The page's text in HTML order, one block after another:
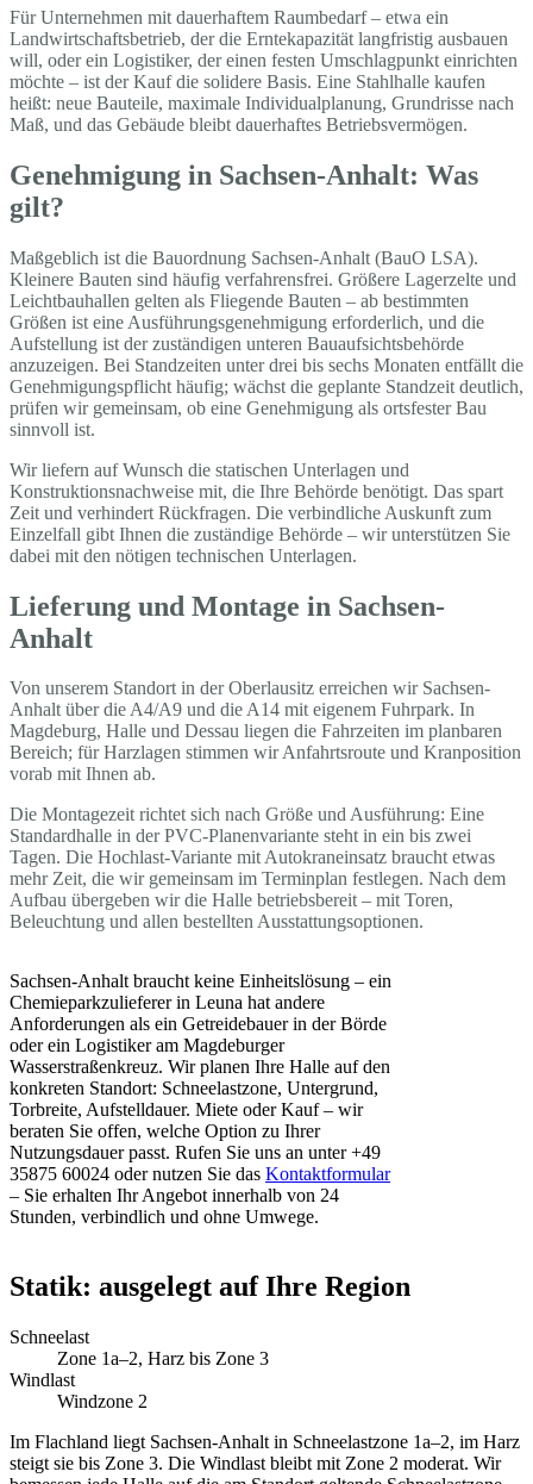
Für Unternehmen mit dauerhaftem Raumbedarf – etwa ein
Landwirtschaftsbetrieb, der die Erntekapazität langfristig ausbauen
will, oder ein Logistiker, der einen festen Umschlagpunkt einrichten
möchte – ist der Kauf die solidere Basis. Eine Stahlhalle kaufen
heißt: neue Bauteile, maximale Individualplanung, Grundrisse nach
Maß, und das Gebäude bleibt dauerhaftes Betriebsvermögen.
Genehmigung in Sachsen-Anhalt: Was
gilt?
Maßgeblich ist die Bauordnung Sachsen-Anhalt (BauO LSA).
Kleinere Bauten sind häufig verfahrensfrei. Größere Lagerzelte und
Leichtbauhallen gelten als Fliegende Bauten – ab bestimmten
Größen ist eine Ausführungsgenehmigung erforderlich, und die
Aufstellung ist der zuständigen unteren Bauaufsichtsbehörde
anzuzeigen. Bei Standzeiten unter drei bis sechs Monaten entfällt die
Genehmigungspflicht häufig; wächst die geplante Standzeit deutlich,
prüfen wir gemeinsam, ob eine Genehmigung als ortsfester Bau
sinnvoll ist.
Wir liefern auf Wunsch die statischen Unterlagen und
Konstruktionsnachweise mit, die Ihre Behörde benötigt. Das spart
Zeit und verhindert Rückfragen. Die verbindliche Auskunft zum
Einzelfall gibt Ihnen die zuständige Behörde – wir unterstützen Sie
dabei mit den nötigen technischen Unterlagen.
Lieferung und Montage in Sachsen-
Anhalt
Von unserem Standort in der Oberlausitz erreichen wir Sachsen-
Anhalt über die A4/A9 und die A14 mit eigenem Fuhrpark. In
Magdeburg, Halle und Dessau liegen die Fahrzeiten im planbaren
Bereich; für Harzlagen stimmen wir Anfahrtsroute und Kranposition
vorab mit Ihnen ab.
Die Montagezeit richtet sich nach Größe und Ausführung: Eine
Standardhalle in der PVC-Planenvariante steht in ein bis zwei
Tagen. Die Hochlast-Variante mit Autokraneinsatz braucht etwas
mehr Zeit, die wir gemeinsam im Terminplan festlegen. Nach dem
Aufbau übergeben wir die Halle betriebsbereit – mit Toren,
Beleuchtung und allen bestellten Ausstattungsoptionen.
Sachsen-Anhalt braucht keine Einheitslösung – ein
Chemieparkzulieferer in Leuna hat andere
Anforderungen als ein Getreidebauer in der Börde
oder ein Logistiker am Magdeburger
Wasserstraßenkreuz. Wir planen Ihre Halle auf den
konkreten Standort: Schneelastzone, Untergrund,
Torbreite, Aufstelldauer. Miete oder Kauf – wir
beraten Sie offen, welche Option zu Ihrer
Nutzungsdauer passt. Rufen Sie uns an unter +49
35875 60024 oder nutzen Sie das Kontaktformular
– Sie erhalten Ihr Angebot innerhalb von 24
Stunden, verbindlich und ohne Umwege.
Statik: ausgelegt auf Ihre Region
Schneelast
Zone 1a–2, Harz bis Zone 3
Windlast
Windzone 2
Im Flachland liegt Sachsen-Anhalt in Schneelastzone 1a–2, im Harz
steigt sie bis Zone 3. Die Windlast bleibt mit Zone 2 moderat. Wir